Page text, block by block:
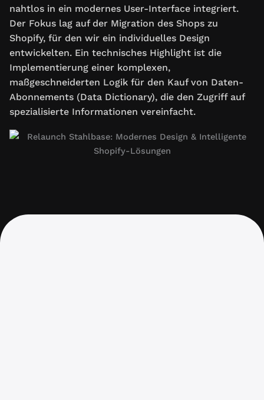
nahtlos in ein modernes User-Interface integriert.
Der Fokus lag auf der Migration des Shops zu
Shopify, für den wir ein individuelles Design
entwickelten. Ein technisches Highlight ist die
Implementierung einer komplexen,
maßgeschneiderten Logik für den Kauf von Daten-
Abonnements (Data Dictionary), die den Zugriff auf
spezialisierte Informationen vereinfacht.